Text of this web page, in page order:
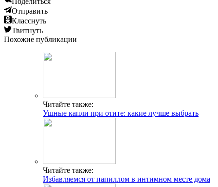
Отправить
Класснуть
Твитнуть
Похожие публикации
Читайте также:
Ушные капли при отите: какие лучше выбрать
Читайте также:
Избавляемся от папиллом в интимном месте дома